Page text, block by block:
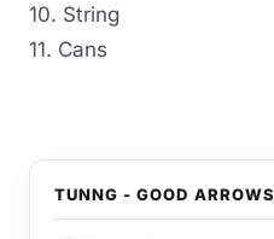
10. String
11. Cans
TUNNG - GOOD ARROWS